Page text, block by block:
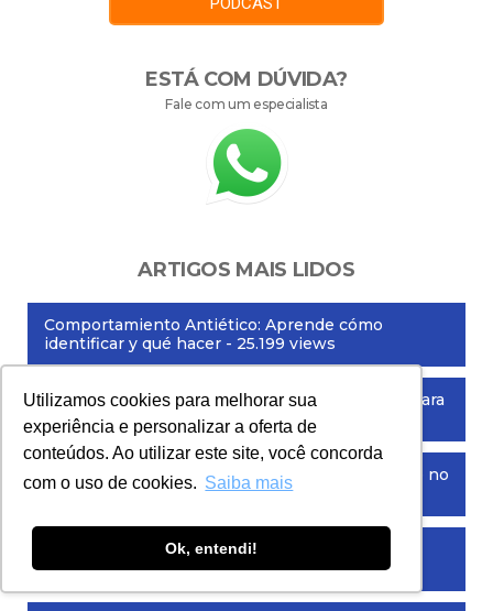
Utilizamos cookies para melhorar sua
experiência e personalizar a oferta de
conteúdos. Ao utilizar este site, você concorda
com o uso de cookies. Saiba mais
Ok, entendi!
ESTÁ COM DÚVIDA?
Fale com um especialista
ARTIGOS MAIS LIDOS
Comportamiento Antiético: Aprende cómo
identificar y qué hacer - 25.199 views
Código de Conducta Ética: Conoce 6 consejos para
elaborar un Código de Ética- 18.403 views
Quanto ganham os profissionais de compliance no
Brasil?- 14.627 views
Compliance Trabalhista — O que é e Como se
Preparar?- 13.982 views